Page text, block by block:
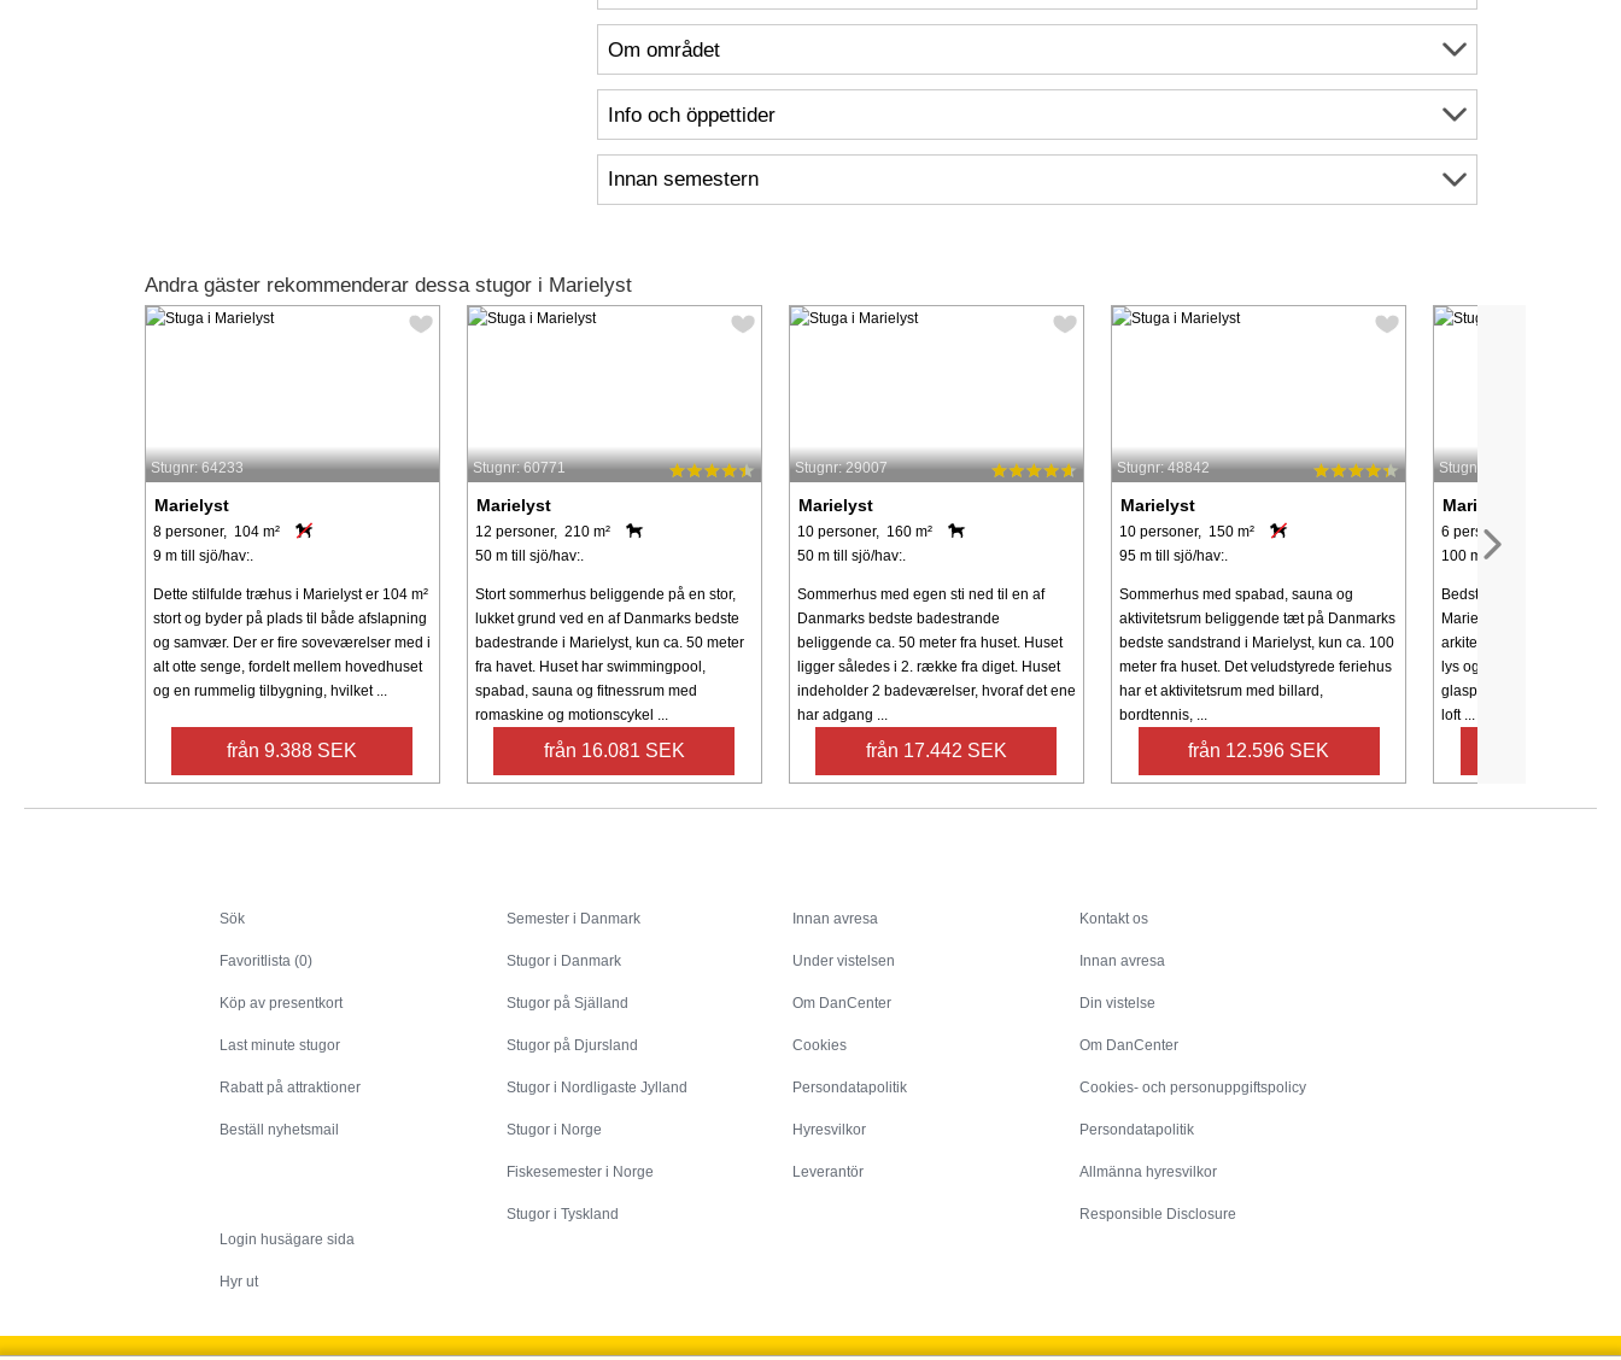
Om området
Info och öppettider
Innan semestern
Andra gäster rekommenderar dessa stugor i Marielyst
Stugnr: 64233
Marielyst
8 personer, 104 m²
9 m till sjö/hav:.
Dette stilfulde træhus i Marielyst er 104 m²
stort og byder på plads til både afslapning
og samvær. Der er fire soveværelser med i
alt otte senge, fordelt mellem hovedhuset
og en rummelig tilbygning, hvilket ...
från 9.388 SEK
Stugnr: 60771
Marielyst
12 personer, 210 m²
50 m till sjö/hav:.
Stort sommerhus beliggende på en stor,
lukket grund ved en af Danmarks bedste
badestrande i Marielyst, kun ca. 50 meter
fra havet. Huset har swimmingpool,
spabad, sauna og fitnessrum med
romaskine og motionscykel ...
från 16.081 SEK
Stugnr: 29007
Marielyst
10 personer, 160 m²
50 m till sjö/hav:.
Sommerhus med egen sti ned til en af
Danmarks bedste badestrande
beliggende ca. 50 meter fra huset. Huset
ligger således i 2. række fra diget. Huset
indeholder 2 badeværelser, hvoraf det ene
har adgang ...
från 17.442 SEK
Stugnr: 48842
Marielyst
10 personer, 150 m²
95 m till sjö/hav:.
Sommerhus med spabad, sauna og
aktivitetsrum beliggende tæt på Danmarks
bedste sandstrand i Marielyst, kun ca. 100
meter fra huset. Det veludstyrede feriehus
har et aktivitetsrum med billard,
bordtennis, ...
från 12.596 SEK
Stugnr: 35871
Marielyst
6 personer, 98 m²
100 m till sjö/hav:.
Bedste beliggenhed midt i
Marielyst.
arkitektfirmaet Andreas
lys og rummelighed i
glaspartier med pragtfulde
loft ...
Sök
Favoritlista (0)
Köp av presentkort
Last minute stugor
Rabatt på attraktioner
Beställ nyhetsmail
Login husägare sida
Hyr ut
Semester i Danmark
Stugor i Danmark
Stugor på Själland
Stugor på Djursland
Stugor i Nordligaste Jylland
Stugor i Norge
Fiskesemester i Norge
Stugor i Tyskland
Innan avresa
Under vistelsen
Om DanCenter
Cookies
Persondatapolitik
Hyresvilkor
Leverantör
Kontakt os
Innan avresa
Din vistelse
Om DanCenter
Cookies- och personuppgiftspolicy
Persondatapolitik
Allmänna hyresvilkor
Responsible Disclosure